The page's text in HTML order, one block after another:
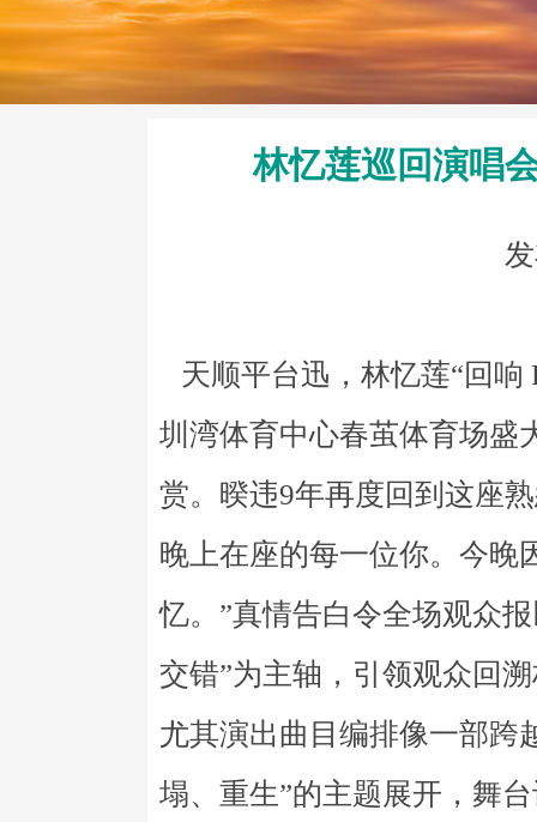
林忆莲巡回演唱
天顺平台迅，林忆莲“回响
圳湾体育中心春茧体育场盛
赏。暌违9年再度回到这座
晚上在座的每一位你。今晚
忆。”真情告白令全场观众
交错”为主轴，引领观众回
尤其演出曲目编排像一部跨
塌、重生”的主题展开，舞